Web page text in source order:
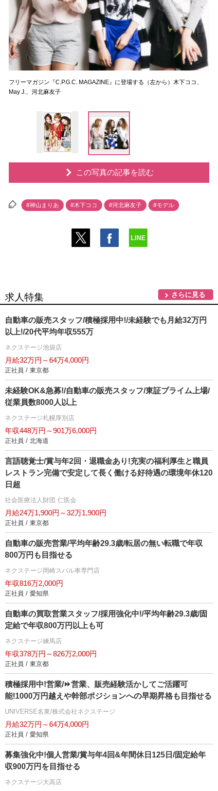
フリーマガジン『C.P.G.C. MAGAZINE』に登場する（左から）木下ココ、
May J.、河北麻友子
この写真の記事を読む
#神山まりあ #木下ココ #河北麻友子 #モデル
求人特集 さらに見る
自動車の販売スタッフ/積極採用中!/未経験でも月給32万円
以上!/20代平均年収555万
ネクステージ池袋店
月給32万円～64万4,000円
正社員 / 東京都
未経験OK&急募!/自動車の販売スタッフ/東証プライム上場/
従業員数8000人以上
ネクステージ札幌厚別店
年収448万円～901万6,000円
正社員 / 北海道
言語聴覚士/賞与年2回・退職金あり!充実の福利厚生と職員
レストラン完備で安定して長く働ける好待遇の環境年休120
日超
社会医療法人財団 仁医会
月給24万1,900円～32万1,900円
正社員 / 東京都
自動車の販売営業/平均年齢29.3歳/転居の無い転職で年収
800万円も目指せる
ネクステージ岡崎スバル車専門店
年収816万2,000円
正社員 / 愛知県
自動車の買取営業スタッフ/採用強化中!/平均年齢29.3歳/固
定給で年収800万円以上も可
ネクステージ練馬店
年収378万円～826万2,000円
正社員 / 東京都
積極採用中!営業/⏩️営業、販売経験活かしてご活躍可
能!1000万円越えや幹部ポジションへの早期昇格も目指せる
UNIVERSE名東/株式会社ネクステージ
月給32万円～64万4,000円
正社員 / 愛知県
募集強化中!個人営業/賞与年4回&年間休日125日/固定給年
収900万円を目指せる
ネクステージ大高店